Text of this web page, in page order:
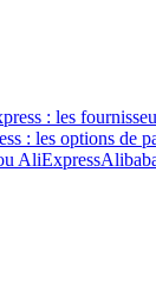
: les
: les options de
AliExpress